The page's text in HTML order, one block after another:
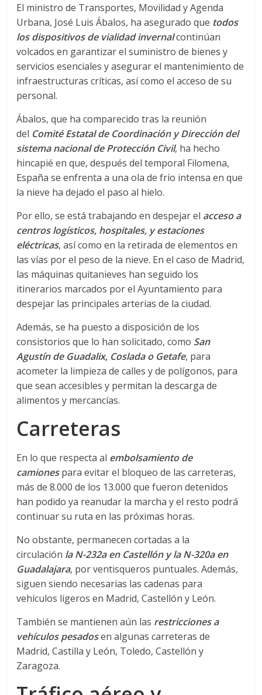
n
a
–
T
r
a
n
s
p
o
r
t
e
d
e
E
q
u
p
o
El ministro de Transportes, Movilidad y Agenda
Urbana, José Luis Ábalos, ha asegurado que todos
los dispositivos de vialidad invernalcontinúan
volcados en garantizar el suministro de bienes y
servicios esenciales y asegurar el mantenimiento de
infraestructuras críticas, así como el acceso de su
personal.
Ábalos, que ha comparecido tras la reunión
del Comité Estatal de Coordinación y Dirección del
sistema nacional de Protección Civil, ha hecho
hincapié en que, después del temporal Filomena,
España se enfrenta a una ola de frío intensa en que
la nieve ha dejado el paso al hielo.
Por ello, se está trabajando en despejar el acceso a
centros logísticos, hospitales, y estaciones
eléctricas, así como en la retirada de elementos en
las vías por el peso de la nieve. En el caso de Madrid,
las máquinas quitanieves han seguido los
itinerarios marcados por el Ayuntamiento para
despejar las principales arterias de la ciudad.
Además, se ha puesto a disposición de los
consistorios que lo han solicitado, como San
Agustín de Guadalix, Coslada o Getafe, para
acometer la limpieza de calles y de polígonos, para
que sean accesibles y permitan la descarga de
alimentos y mercancías.
Carreteras
En lo que respecta al embolsamiento de
camionespara evitar el bloqueo de las carreteras,
más de 8.000 de los 13.000 que fueron detenidos
han podido ya reanudar la marcha y el resto podrá
continuar su ruta en las próximas horas.
No obstante, permanecen cortadas a la
circulación la N-232a en Castellón y la N-320a en
Guadalajara, por ventisqueros puntuales. Además,
siguen siendo necesarias las cadenas para
vehículos ligeros en Madrid, Castellón y León.
También se mantienen aún las restricciones a
vehículos pesadosen algunas carreteras de
Madrid, Castilla y León, Toledo, Castellón y
Zaragoza.